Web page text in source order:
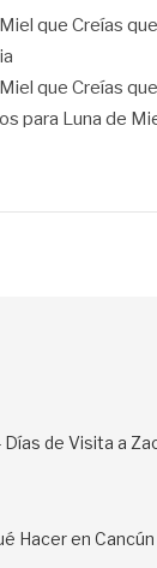
que Creías
que Creías
para Luna de
Días de Visita a
Hacer en Cancún